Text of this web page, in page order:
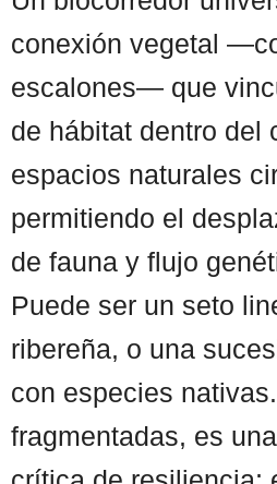
conexión vegetal
escalones— que
de hábitat dentro del
espacios naturales
permitiendo el
de fauna y flujo
Puede ser un seto
ribereña, o una
con especies
fragmentadas, es